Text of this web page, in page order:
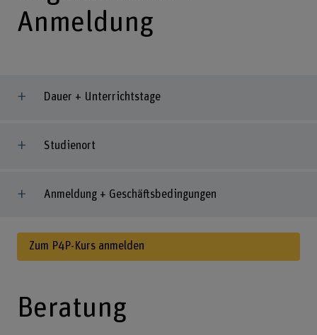
Anmeldung
Dauer + Unterrichtstage
Studienort
Anmeldung + Geschäftsbedingungen
Zum P4P-Kurs anmelden
Beratung